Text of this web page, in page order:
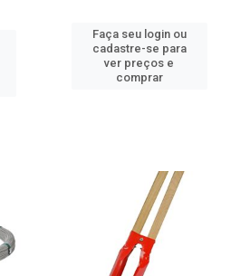
Faça seu login ou
cadastre-se para
ver preços e
comprar